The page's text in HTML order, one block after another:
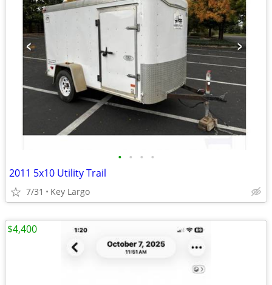
• • • •
2011 5x10 Utility Trail
7/31 Key Largo
$4,400